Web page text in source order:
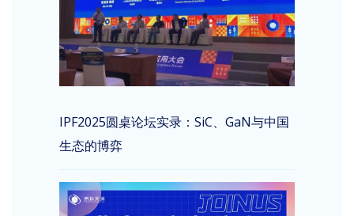
IPF2025圆桌论坛实录：SiC、GaN与中国
生态的博弈